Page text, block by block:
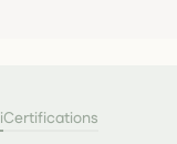
Certifications